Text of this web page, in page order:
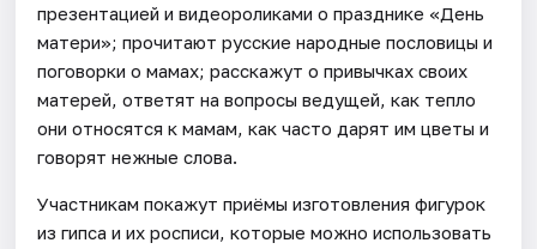
презентацией и видеороликами о празднике «День
матери»; прочитают русские народные пословицы и
поговорки о мамах; расскажут о привычках своих
матерей, ответят на вопросы ведущей, как тепло
они относятся к мамам, как часто дарят им цветы и
говорят нежные слова.
Участникам покажут приёмы изготовления фигурок
из гипса и их росписи, которые можно использовать